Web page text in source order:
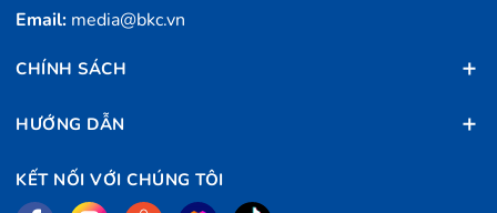
2x optical zoom in; digital zoom up to 6x
Slo-mo video support for 1080p at 120 fps or 240 fps
Front Camera
FaceTime HD camera
7MP photos
Email: media@bkc.vn
CHÍNH SÁCH
HƯỚNG DẪN
KẾT NỐI VỚI CHÚNG TÔI